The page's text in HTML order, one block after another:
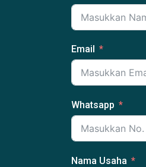
Email
Whatsapp
Nama Usaha